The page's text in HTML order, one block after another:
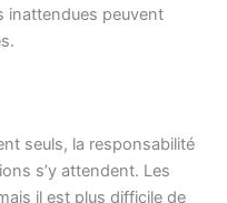
inattendues peuvent
seuls, la responsabilité
s’y attendent. Les
il est plus difficile de